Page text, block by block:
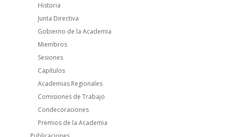
Historia
Junta Directiva
Gobierno de la Academia
Miembros
Sesiones
Capítulos
Academias Regionales
Comisiones de Trabajo
Condecoraciones
Premios de la Academia